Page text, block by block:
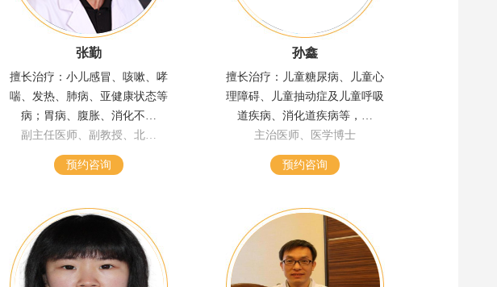
张勤
擅长治疗：小儿感冒、咳嗽、哮
喘、发热、肺病、亚健康状态等
病；胃病、腹胀、消化不…
副主任医师、副教授、北…
预约咨询
孙鑫
擅长治疗：儿童糖尿病、儿童心
理障碍、儿童抽动症及儿童呼吸
道疾病、消化道疾病等，…
主治医师、医学博士
预约咨询